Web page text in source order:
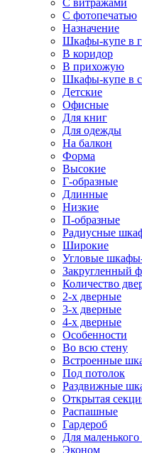
С витражами
С фотопечатью
Назначение
Шкафы-купе в
В коридор
В прихожую
Шкафы-купе в
Детские
Офисные
Для книг
Для одежды
На балкон
Форма
Высокие
Г-образные
Длинные
Низкие
П-образные
Радиусные
Широкие
Угловые
Закругленный
Количество
2-х дверные
3-х дверные
4-х дверные
Особенности
Во всю стену
Встроенные
Под потолок
Раздвижные
Открытая
Распашные
Гардероб
Для
Эконом